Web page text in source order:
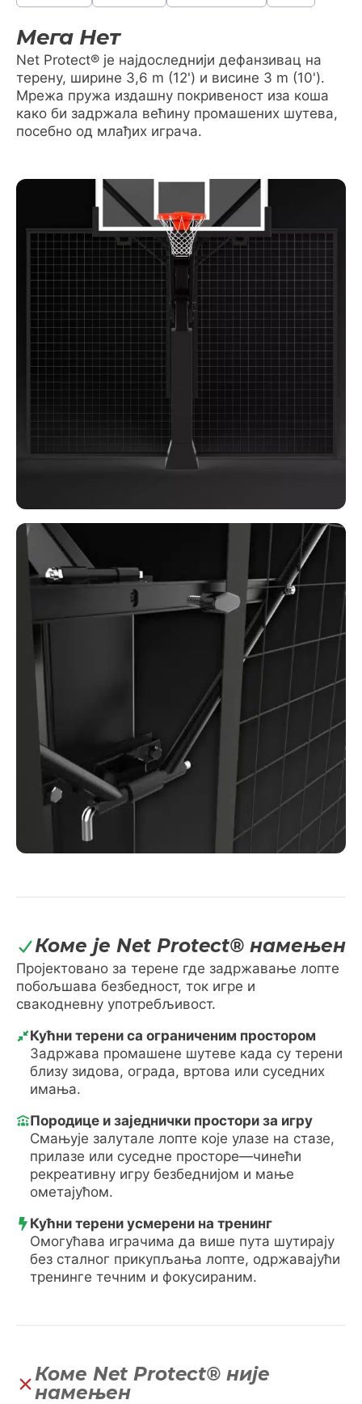
Мега Нет
Net Protect® је најдоследнији дефанзивац на
терену, ширине 3,6 m (12') и висине 3 m (10').
Мрежа пружа издашну покривеност иза коша
како би задржала већину промашених шутева,
посебно од млађих играча.
Коме је Net Protect® намењен
Пројектовано за терене где задржавање лопте
побољшава безбедност, ток игре и
свакодневну употребљивост.
Кућни терени са ограниченим простором
Задржава промашене шутеве када су терени
близу зидова, ограда, вртова или суседних
имања.
Породице и заједнички простори за игру
Смањује залутале лопте које улазе на стазе,
прилазе или суседне просторе—чинећи
рекреативну игру безбеднијом и мање
ометајућом.
Кућни терени усмерени на тренинг
Омогућава играчима да више пута шутирају
без сталног прикупљања лопте, одржавајући
тренинге течним и фокусираним.
Коме Net Protect® није
намењен